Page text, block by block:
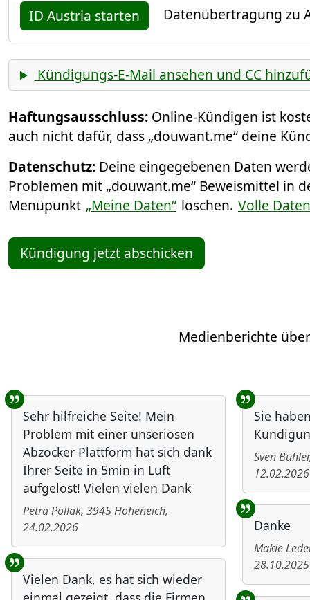
ID Austria starten
Datenübertragung zu
Kündigungs-E-Mail ansehen und CC
Haftungsausschluss: Online-Kündigen ist
auch nicht dafür, dass „douwant.me“ deine
Datenschutz: Deine eingegebenen Daten
Problemen mit „douwant.me“ Beweismittel in
Menüpunkt „Meine Daten“ löschen. Volle
Kündigung jetzt abschicken
Medienberichte
Benutzer-Rückmeldungen
Sehr hilfreiche Seite! Mein
Problem mit einer unseriösen
Abzocker Plattform hat sich dank
Ihrer Seite in 5min in Luft
aufgelöst! Vielen vielen Dank
Petra Pollak, 3945Hoheneich,
24.02.2026
Sie
Sven Bühler
12.02.2026
Danke
Makie
28.10.2025
Vielen Dank, es hat sich wieder